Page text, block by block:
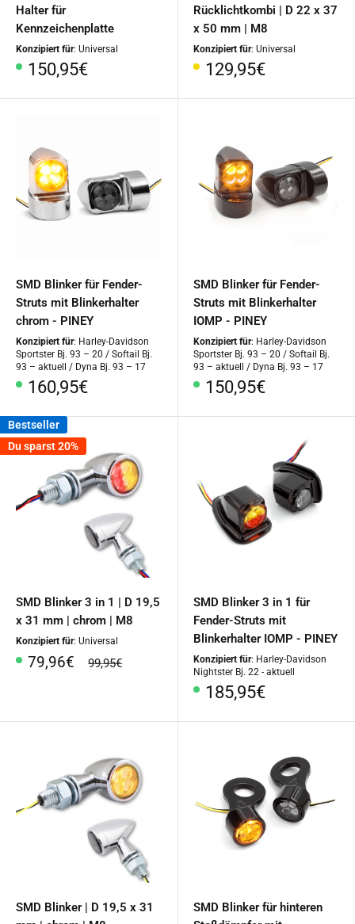
Halter für
Kennzeichenplatte
Konzipiert für: Universal
Sonderpreis
150,95€
Rücklichtkombi | D 22 x 37
x 50 mm | M8
Konzipiert für: Universal
Sonderpreis
129,95€
SMD Blinker für Fender-
Struts mit Blinkerhalter
chrom - PINEY
Konzipiert für: Harley-Davidson
Sportster Bj. 93 – 20 / Softail Bj.
93 – aktuell / Dyna Bj. 93 – 17
Sonderpreis
160,95€
SMD Blinker für Fender-
Struts mit Blinkerhalter
IOMP - PINEY
Konzipiert für: Harley-Davidson
Sportster Bj. 93 – 20 / Softail Bj.
93 – aktuell / Dyna Bj. 93 – 17
Sonderpreis
150,95€
Bestseller
Du sparst 20%
SMD Blinker 3 in 1 | D 19,5
x 31 mm | chrom | M8
Konzipiert für: Universal
Sonderpreis
79,96€ Normalpreis
99,95€
SMD Blinker 3 in 1 für
Fender-Struts mit
Blinkerhalter IOMP - PINEY
Konzipiert für: Harley-Davidson
Nightster Bj. 22 - aktuell
Sonderpreis
185,95€
SMD Blinker | D 19,5 x 31
SMD Blinker für hinteren